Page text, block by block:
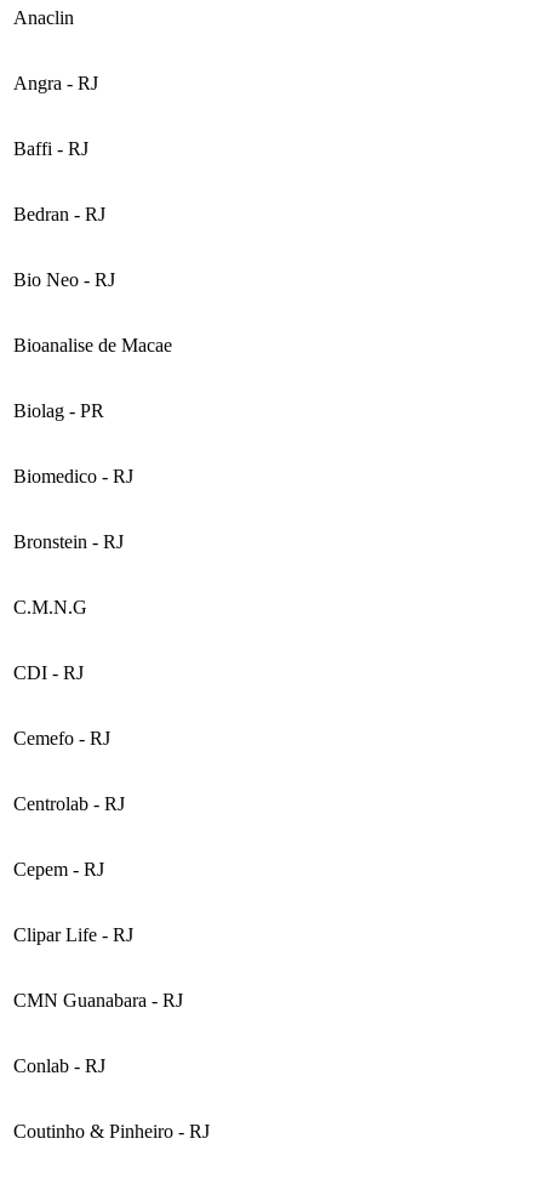
Anaclin
Angra - RJ
Baffi - RJ
Bedran - RJ
Bio Neo - RJ
Bioanalise de Macae
Biolag - PR
Biomedico - RJ
Bronstein - RJ
C.M.N.G
CDI - RJ
Cemefo - RJ
Centrolab - RJ
Cepem - RJ
Clipar Life - RJ
CMN Guanabara - RJ
Conlab - RJ
Coutinho & Pinheiro - RJ